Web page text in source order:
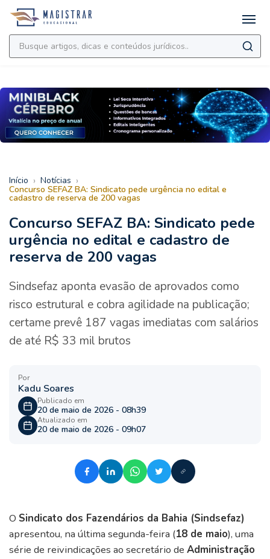
Início › Notícias ›
Concurso SEFAZ BA: Sindicato pede urgência no edital e
cadastro de reserva de 200 vagas
Concurso SEFAZ BA: Sindicato pede
urgência no edital e cadastro de
reserva de 200 vagas
Sindsefaz aponta evasão de aprovados como
risco estrutural e cobra agilidade na publicação;
certame prevê 187 vagas imediatas com salários
de até R$ 33 mil brutos
Por
Kadu Soares
Publicado em
20 de maio de 2026 - 08h39
Atualizado em
20 de maio de 2026 - 09h07
O Sindicato dos Fazendários da Bahia (Sindsefaz)
apresentou, na última segunda-feira (18 de maio), uma
série de reivindicações ao secretário de Administração